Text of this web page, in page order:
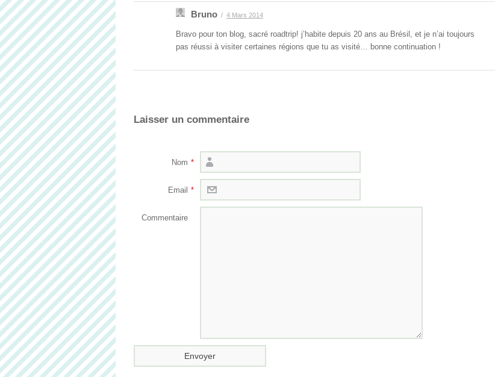
Bruno / 4 Mars 2014
Bravo pour ton blog, sacré roadtrip! j’habite depuis 20 ans au Brésil, et je n’ai toujours
pas réussi à visiter certaines régions que tu as visité… bonne continuation !
Laisser un commentaire
Nom *
Email *
Commentaire